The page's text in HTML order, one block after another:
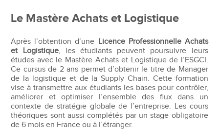
Le Mastère Achats et Logistique
Après l’obtention d’une Licence Professionnelle Achats
et Logistique, les étudiants peuvent poursuivre leurs
études avec le Mastère Achats et Logistique de l’ESGCI.
Ce cursus de 2 ans permet d’obtenir le titre de Manager
de la logistique et de la Supply Chain. Cette formation
vise à transmettre aux étudiants les bases pour contrôler,
améliorer et optimiser l’ensemble des flux dans un
contexte de stratégie globale de l’entreprise. Les cours
théoriques sont aussi complétés par un stage obligatoire
de 6 mois en France ou à l’étranger.